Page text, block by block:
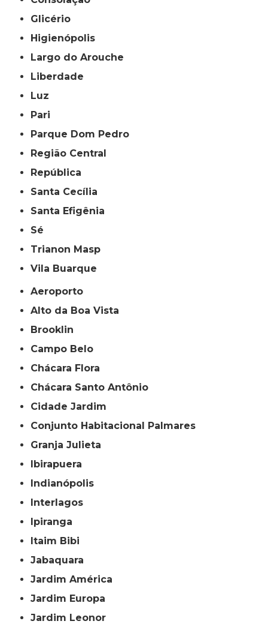
Glicério
Higienópolis
Largo do Arouche
Liberdade
Luz
Pari
Parque Dom Pedro
Região Central
República
Santa Cecília
Santa Efigênia
Sé
Trianon Masp
Vila Buarque
Aeroporto
Alto da Boa Vista
Brooklin
Campo Belo
Chácara Flora
Chácara Santo Antônio
Cidade Jardim
Conjunto Habitacional Palmares
Granja Julieta
Ibirapuera
Indianópolis
Interlagos
Ipiranga
Itaim Bibi
Jabaquara
Jardim América
Jardim Europa
Jardim Leonor